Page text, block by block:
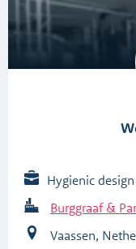
Hygienic
Burggraaf &
Vaassen,